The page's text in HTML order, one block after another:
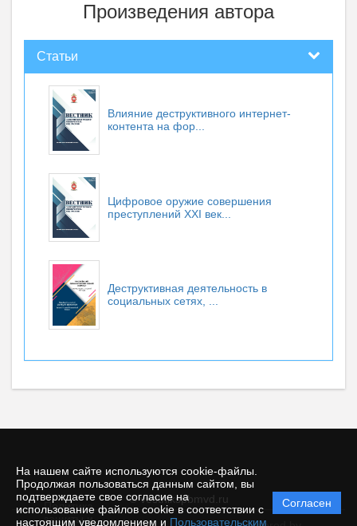
На нашем сайте используются cookie-файлы.
Продолжая пользоваться данным сайтом, вы
подтверждаете свое согласие на
использование файлов cookie в соответствии с
настоящим уведомлением и Пользовательским
Согласен
Произведения автора
Статьи
Влияние деструктивного интернет-
контента на фор...
Цифровое оружие совершения
преступлений XXI век...
Деструктивная деятельность в
социальных сетях, ...
© vestnikspbmvd.ru
Политика
защиты и